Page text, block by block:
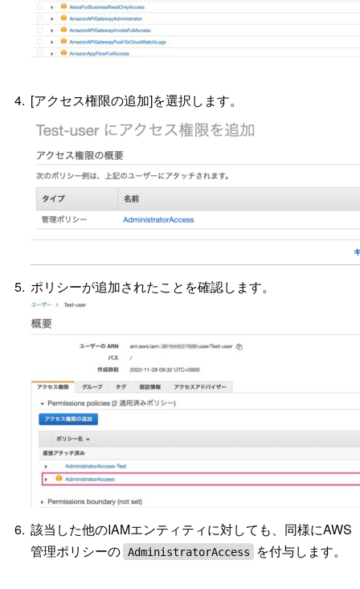
[アクセス権限の追加]を選択します。
ポリシーが追加されたことを確認します。
該当した他のIAMエンティティに対しても、同様にAWS
管理ポリシーの AdministratorAccess を付与します。